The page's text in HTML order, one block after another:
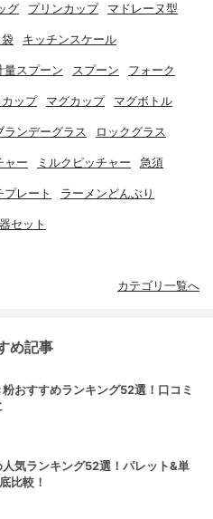
グ プリンカップ マドレーヌ型
キッチンスケール
量スプーン スプーン フォーク
ップ マグカップ マグボトル
ランデーグラス ロックグラス
ャー ミルクピッチャー 急須
プレート ラーメンどんぶり
セット
カテゴリ一覧へ
め記事
おすすめランキング52選！口コミ
気ランキング52選！パレット&単
比較！